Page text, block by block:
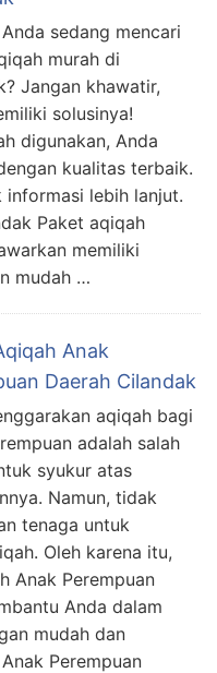
sedang mencari
murah di
Jangan khawatir,
solusinya!
digunakan, Anda
kualitas terbaik.
informasi lebih lanjut.
Paket aqiqah
memiliki
mudah …
Anak
Daerah Cilandak
aqiqah bagi
adalah salah
syukur atas
Namun, tidak
tenaga untuk
Oleh karena itu,
Anak Perempuan
Anda dalam
mudah dan
Perempuan